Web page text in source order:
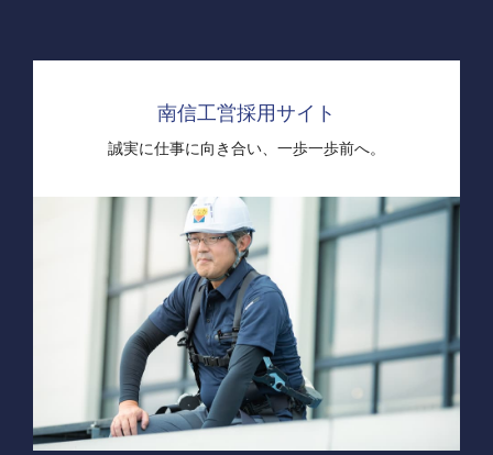
南信工営採用サイト
誠実に仕事に向き合い、 一歩一歩前へ。